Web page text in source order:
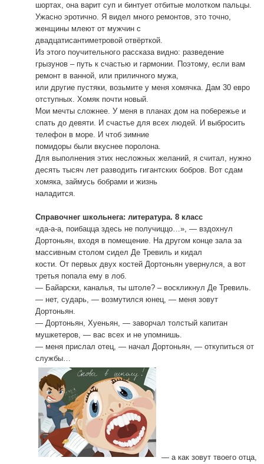
шортах, она варит суп и бинтует отбитые молотком пальцы.
Ужасно эротично. Я видел много ремонтов, это точно,
женщины млеют от мужчин с
двадцатисантиметровой отвёрткой.
Из этого поучительного рассказа видно: разведение
грызунов – путь к счастью и гармонии. Поэтому, если вам
ремонт в ванной, или приличного мужа,
или другие пустяки, возьмите у меня хомячка. Дам 30 евро
отступных. Хомяк почти новый.
Мои мечты сложнее. У меня в планах дом на побережье и
спать до девяти. И счастье для всех людей. И выбросить
телефон в море. И чтоб зимние
помидоры были вкуснее поролона.
Для выполнения этих несложных желаний, я считал, нужно
десять тысяч лет разводить гигантских бобров. Вот сдам
хомяка, займусь бобрами и жизнь
наладится.
Справочнег школьнега: литература. 8 класс
«да-а-а, поибацца здесь не получиццо…», — вздохнул
Дортоньян, входя в помещение. На другом конце зала за
массивным столом сидел Де Тревиль и кидал
кости. От первых двух костей Дортоньян увернулся, а вот
третья попала ему в лоб.
— Байарски, каналья, ты штоле? – воскликнул Де Тревиль.
— нет, сударь, — возмутился юнец, — меня зовут
Дортоньян.
— Дортоньян, Хуеньян, — заворчал толстый капитан
мушкетеров, — вас всех и не упомнишь.
— меня прислал отец, — начал Дортоньян, — откупиться от
службы…
— а как зовут твоего отца,